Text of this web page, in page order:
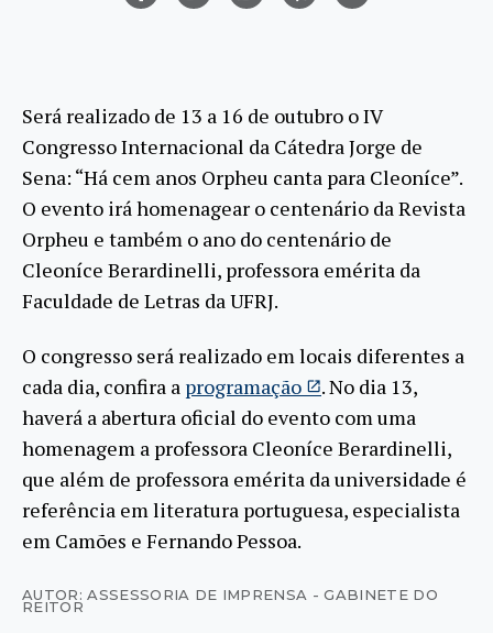
Será realizado de 13 a 16 de outubro o IV
Congresso Internacional da Cátedra Jorge de
Sena: “Há cem anos Orpheu canta para Cleoníce”.
O evento irá homenagear o centenário da Revista
Orpheu e também o ano do centenário de
Cleoníce Berardinelli, professora emérita da
Faculdade de Letras da UFRJ.
O congresso será realizado em locais diferentes a
cada dia, confira a programação
. No dia 13,
haverá a abertura oficial do evento com uma
homenagem a professora Cleoníce Berardinelli,
que além de professora emérita da universidade é
referência em literatura portuguesa, especialista
em Camões e Fernando Pessoa.
AUTOR: ASSESSORIA DE IMPRENSA - GABINETE DO
REITOR